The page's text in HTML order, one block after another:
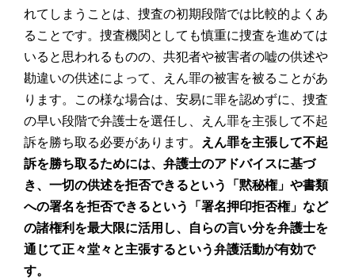
れてしまうことは、捜査の初期段階では比較的よくあ
ることです。捜査機関としても慎重に捜査を進めては
いると思われるものの、共犯者や被害者の嘘の供述や
勘違いの供述によって、えん罪の被害を被ることがあ
ります。この様な場合は、安易に罪を認めずに、捜査
の早い段階で弁護士を選任し、えん罪を主張して不起
訴を勝ち取る必要があります。
えん罪を主張して不起
訴を勝ち取るためには、弁護士のアドバイスに基づ
き、一切の供述を拒否できるという「黙秘権」や書類
への署名を拒否できるという「署名押印拒否権」など
の諸権利を最大限に活用し、自らの言い分を弁護士を
通じて正々堂々と主張するという弁護活動が有効で
す。